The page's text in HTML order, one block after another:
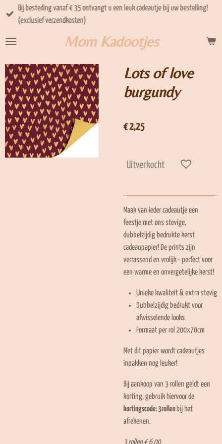
Ga
direct
de
Mom Kadootjes
Bij besteding vanaf € 35 ontvangt u een leuk cadeautje bij uw bestelling!
(exclusief verzendkosten)
Lots of love
burgundy
€ 2,25
Uitverkocht
Maak van ieder cadeautje een
feestje met ons stevige,
dubbelzijdig bedrukte kerst
cadeaupapier! De prints zijn
verrassend en vrolijk - perfect voor
een warme en onvergetelijke kerst!
Unieke kwaliteit & extra stevig
Dubbelzijdig bedrukt voor
afwisselende looks
Formaat per rol 200x70cm
Met dit papier wordt cadeautjes
inpakken nog leuker!
Bij aankoop van 3 rollen geldt een
korting, gebruik hiervoor de
kortingscode: 3rollen bij het
afrekenen.
3 rollen € 6,00